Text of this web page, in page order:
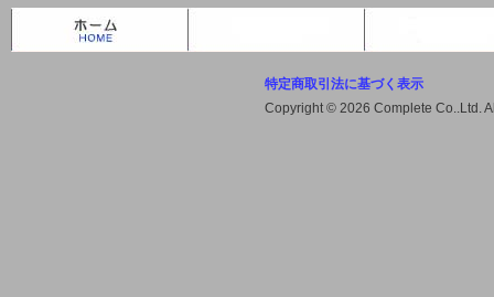
不安定な状況もあります。会員様に
は、ご不便をお掛けしますが宜しく
特定商取引法に基づく表示
Copyright © 2026 Complete Co..Ltd.